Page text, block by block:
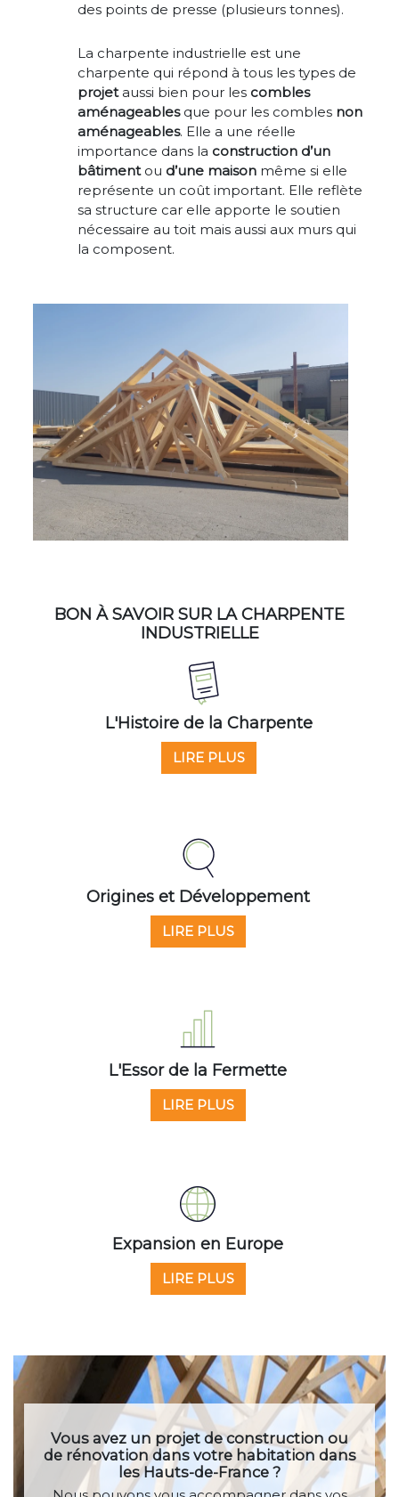
des points de presse (plusieurs tonnes).
La charpente industrielle est une
charpente qui répond à tous les types de
projetaussi bien pour les combles
aménageablesque pour les combles non
aménageables. Elle a une réelle
importance dans la construction d’un
bâtimentou d’une maison même si elle
représente un coût important. Elle reflète
sa structure car elle apporte le soutien
nécessaire au toit mais aussi aux murs qui
la composent.
BON À SAVOIR SUR LA CHARPENTE
INDUSTRIELLE
L'Histoire de la Charpente
LIRE PLUS
Origines et Développement
LIRE PLUS
L'Essor de la Fermette
LIRE PLUS
Expansion en Europe
LIRE PLUS
Vous avez un projet de construction ou
de rénovation dans votre habitation dans
les Hauts-de-France ?